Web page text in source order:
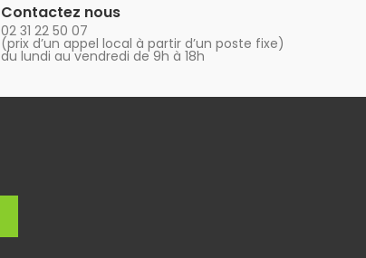
Contactez nous
02 31 22 50 07
(prix d’un appel local à partir d’un poste fixe)
du lundi au vendredi de 9h à 18h